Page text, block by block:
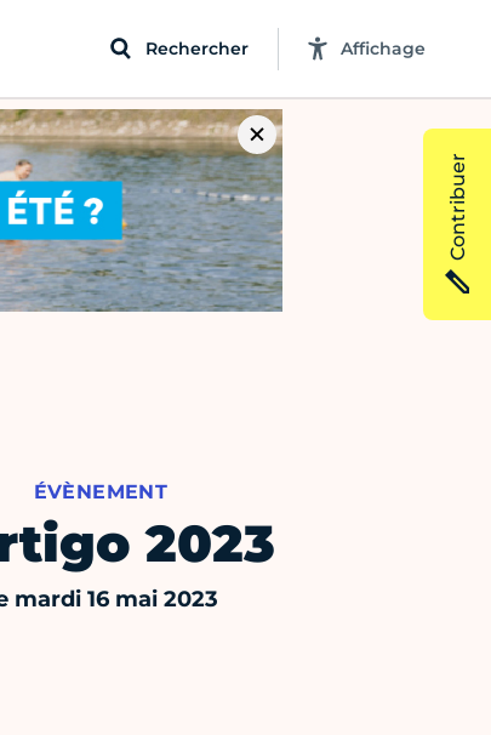
Rechercher Affichage
ÉVÈNEMENT
2023
mardi 16 mai 2023
Contribuer